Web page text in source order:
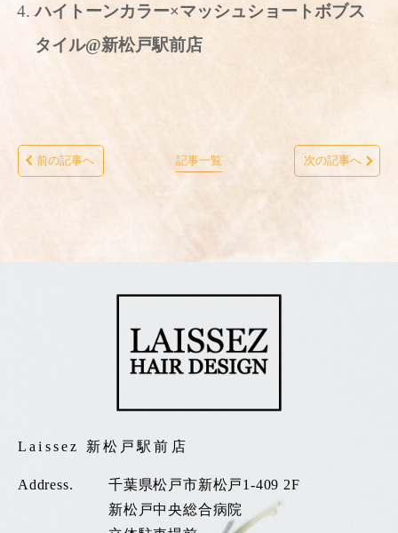
ハイトーンカラー×マッシュショートボブス
タイル@新松戸駅前店
前の記事へ 記事一覧 次の記事へ
Laissez 新松戸駅前店
Address.
千葉県松戸市新松戸1-409 2F
新松戸中央総合病院